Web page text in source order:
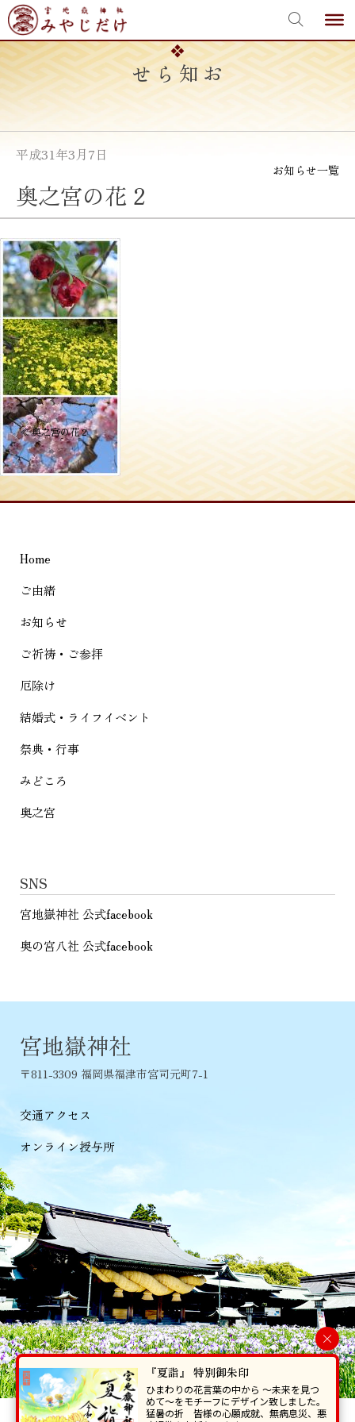
Skip
to
content
お知らせ
平成31年3月7日
お知らせ一覧
奥之宮の花 2
投
稿
ナ
ビ
ー
シ
ョ
ン
≪奥之宮の花 2
Home
ご由緒
お知らせ
ご祈祷・ご参拝
厄除け
結婚式・ライフイベント
祭典・行事
みどころ
奥之宮
SNS
宮地嶽神社 公式facebook
奥の宮八社 公式facebook
宮地嶽神社
〒811-3309 福岡県福津市宮司元町7-1
交通アクセス
オンライン授与所
当ホームページで掲載の写真・イラスト等を無断で転写･複製することを
×
『夏詣』 特別御朱印
ひまわりの花言葉の中から 〜未来を見つ
めて〜をモチーフにデザイン致しました。
猛暑の折 皆様の心願成就、無病息災、悪